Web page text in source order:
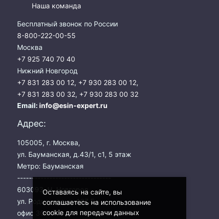
Оставаясь на сайте, вы
соглашаетесь на использование
cookie для передачи данных
Экологическая экспертиза
Физико-химическая экспертиза
Экспертиза изделий из металлов
Юридико-лингвистическая экспертиза
Юридическая экспертиза
Исследования на полиграфе
Комплексная экспертиза
Приемка квартиры
Наша команда
Бесплатный звонок по России
8-800-222-00-55
Москва
+7 925 740 70 40
Нижний Новгород
+7 831 283 00 12, +7 930 283 00 12,
+7 831 283 00 32, +7 930 283 00 32
Email:info@esin-expert.ru
Адрес:
105005, г. Москва,
ул. Бауманская, д.43/1, с1, 5 этаж
Метро: Бауманская
--------------------------------
603093, Н. Новгород,
ул. Родионова, д. 167 Б,
офис 303